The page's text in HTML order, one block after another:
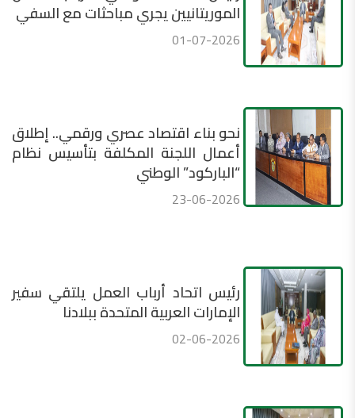
الموريتانيين يجري مباحثات مع السفي
01-07-2026
نحو بناء اقتصاد عصري ورقمي.. إطلاق
أعمال اللجنة المكلفة بتأسيس نظام
“الباركود” الوطني
23-06-2026
رئيس اتحاد أرباب العمل يلتقي سفير
الإمارات العربية المتحدة ببلادنا
02-06-2026